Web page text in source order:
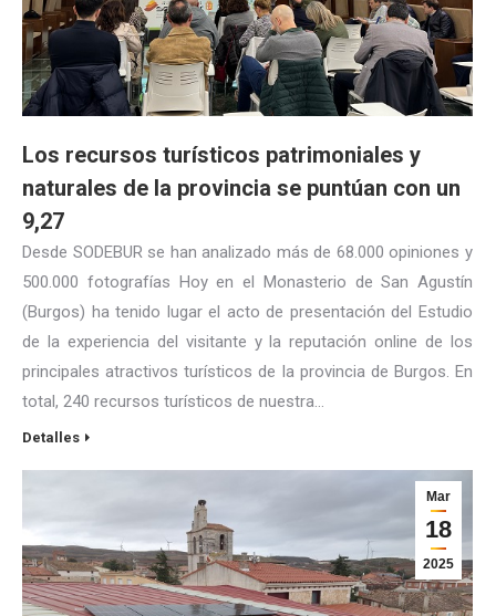
Los recursos turísticos patrimoniales y
naturales de la provincia se puntúan con un
9,27
Desde SODEBUR se han analizado más de 68.000 opiniones y
500.000 fotografías Hoy en el Monasterio de San Agustín
(Burgos) ha tenido lugar el acto de presentación del Estudio
de la experiencia del visitante y la reputación online de los
principales atractivos turísticos de la provincia de Burgos. En
total, 240 recursos turísticos de nuestra…
Detalles
Mar
18
2025